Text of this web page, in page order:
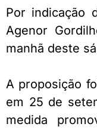
Por indicação
Agenor
manhã deste
A proposição
em 25 de
medida